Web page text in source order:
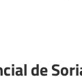
de